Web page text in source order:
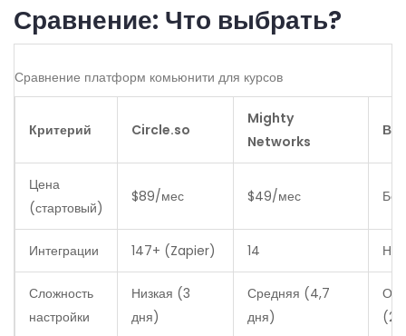
Сравнение: Что выбрать?
Сравнение платформ комьюнити для курсов
Критерий Circle.so
Mighty
Networks
Цена
(стартовый)
$89/мес $49/мес
Интеграции 147+ (Zapier) 14
Сложность
настройки
Низкая (3
дня)
Средняя (4,7
дня)
(2